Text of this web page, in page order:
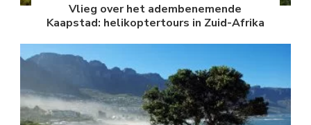
Vlieg over het adembenemende
Kaapstad: helikoptertours in Zuid-Afrika